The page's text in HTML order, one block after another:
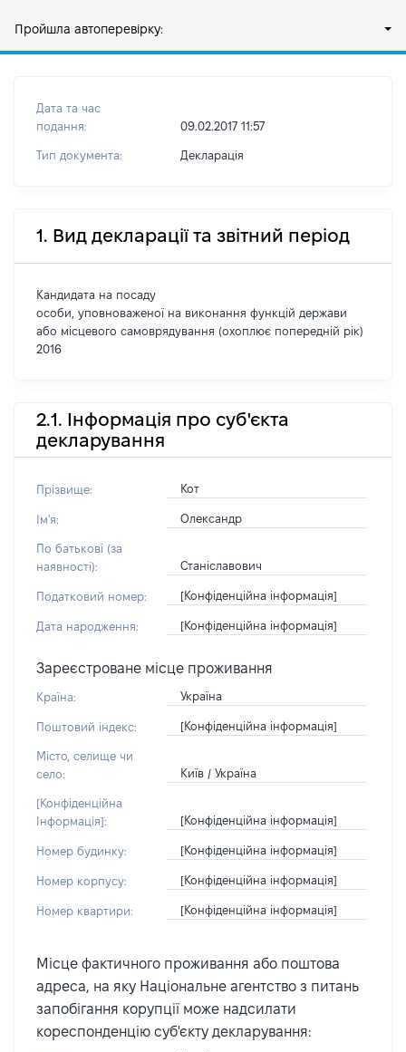
Пройшла автоперевірку:
Дата та час
подання:
09.02.2017 11:57
Тип документа: Декларація
1. Вид декларації та звітний період
Кандидата на посаду
особи, уповноваженої на виконання функцій держави
або місцевого самоврядування (охоплює попередній рік)
2016
2.1. Інформація про суб'єкта
декларування
Прізвище: Кот
Ім'я: Олександр
По батькові (за
наявності):
Станіславович
Податковий номер: [Конфіденційна інформація]
Дата народження: [Конфіденційна інформація]
Зареєстроване місце проживання
Країна: Україна
Поштовий індекс: [Конфіденційна інформація]
Місто, селище чи
село:
Київ / Україна
[Конфіденційна
Інформація]:
[Конфіденційна інформація]
Номер будинку: [Конфіденційна інформація]
Номер корпусу: [Конфіденційна інформація]
Номер квартири: [Конфіденційна інформація]
Місце фактичного проживання або поштова
адреса, на яку Національне агентство з питань
запобігання корупції може надсилати
кореспонденцію суб'єкту декларування: